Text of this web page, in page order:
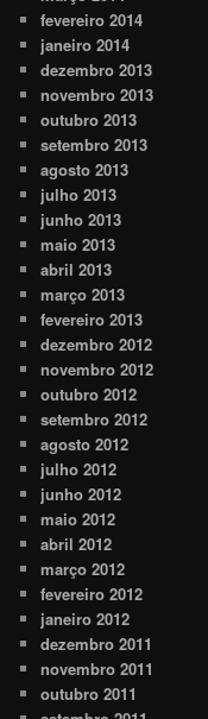
fevereiro 2014
janeiro 2014
dezembro 2013
novembro 2013
outubro 2013
setembro 2013
agosto 2013
julho 2013
junho 2013
maio 2013
abril 2013
março 2013
fevereiro 2013
dezembro 2012
novembro 2012
outubro 2012
setembro 2012
agosto 2012
julho 2012
junho 2012
maio 2012
abril 2012
março 2012
fevereiro 2012
janeiro 2012
dezembro 2011
novembro 2011
outubro 2011